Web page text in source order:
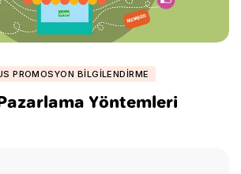
PROMOSYON BILGILENDIRME
Yöntemleri